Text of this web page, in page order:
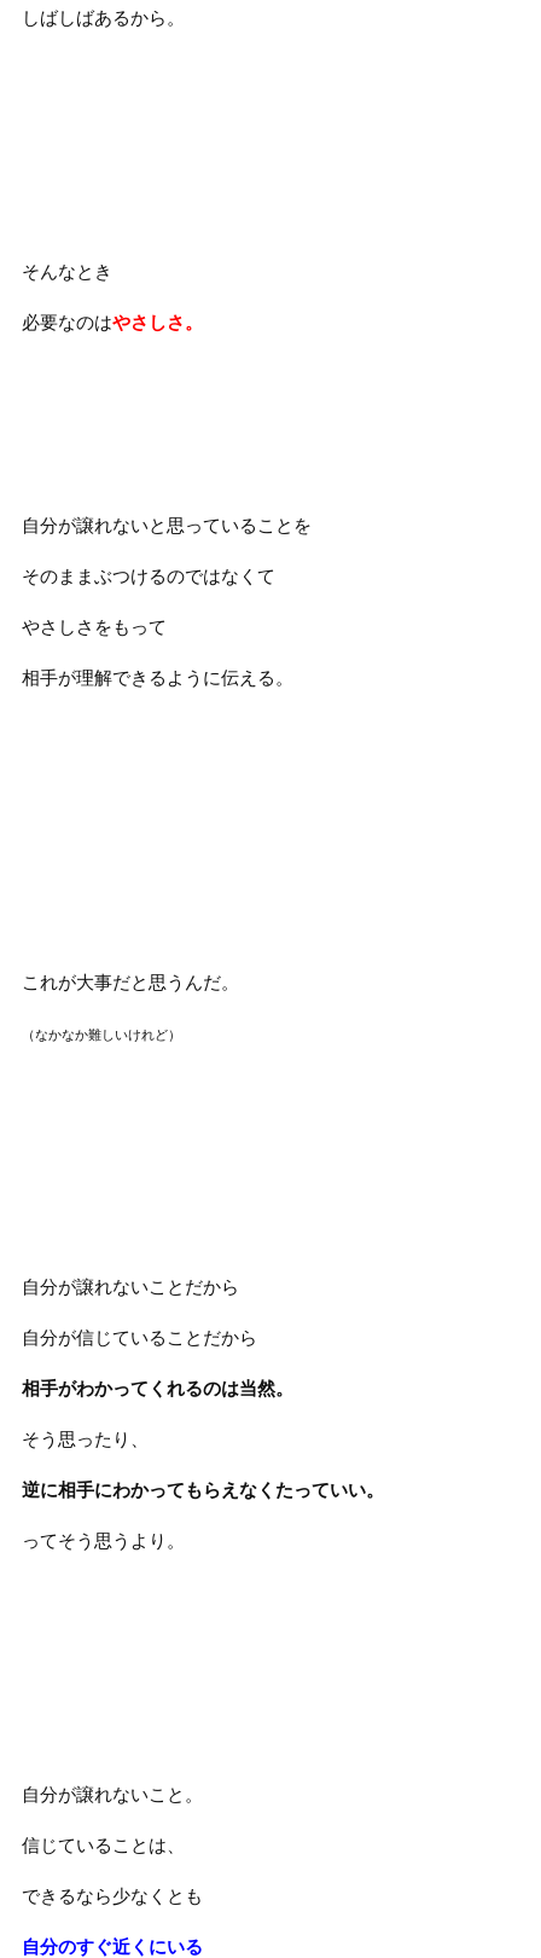
しばしばあるから。
そんなとき
必要なのはやさしさ。
自分が譲れないと思っていることを
そのままぶつけるのではなくて
やさしさをもって
相手が理解できるように伝える。
これが大事だと思うんだ。
（なかなか難しいけれど）
自分が譲れないことだから
自分が信じていることだから
相手がわかってくれるのは当然。
そう思ったり、
逆に相手にわかってもらえなくたっていい。
ってそう思うより。
自分が譲れないこと。
信じていることは、
できるなら少なくとも
自分のすぐ近くにいる